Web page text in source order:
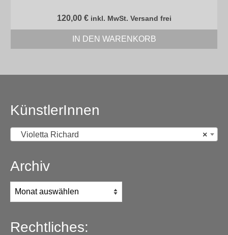
120,00 € inkl. MwSt. Versand frei
IN DEN WARENKORB
KünstlerInnen
×
Violetta Richard
Archiv
Archiv
Rechtliches: